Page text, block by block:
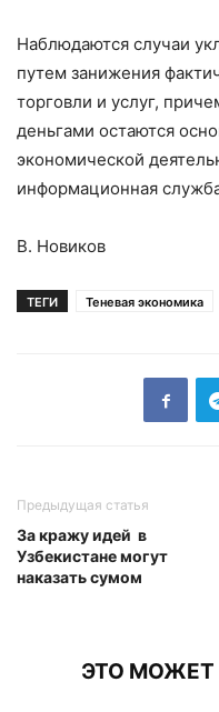
Наблюдаются случаи
путем занижения
торговли и услуг,
деньгами остаются
экономической
информационная
В. Новиков
ТЕГИ Теневая экономика
Предыдущая статья
За кражу идей в
Узбекистане могут
наказать сумом
ЭТО МОЖЕТ